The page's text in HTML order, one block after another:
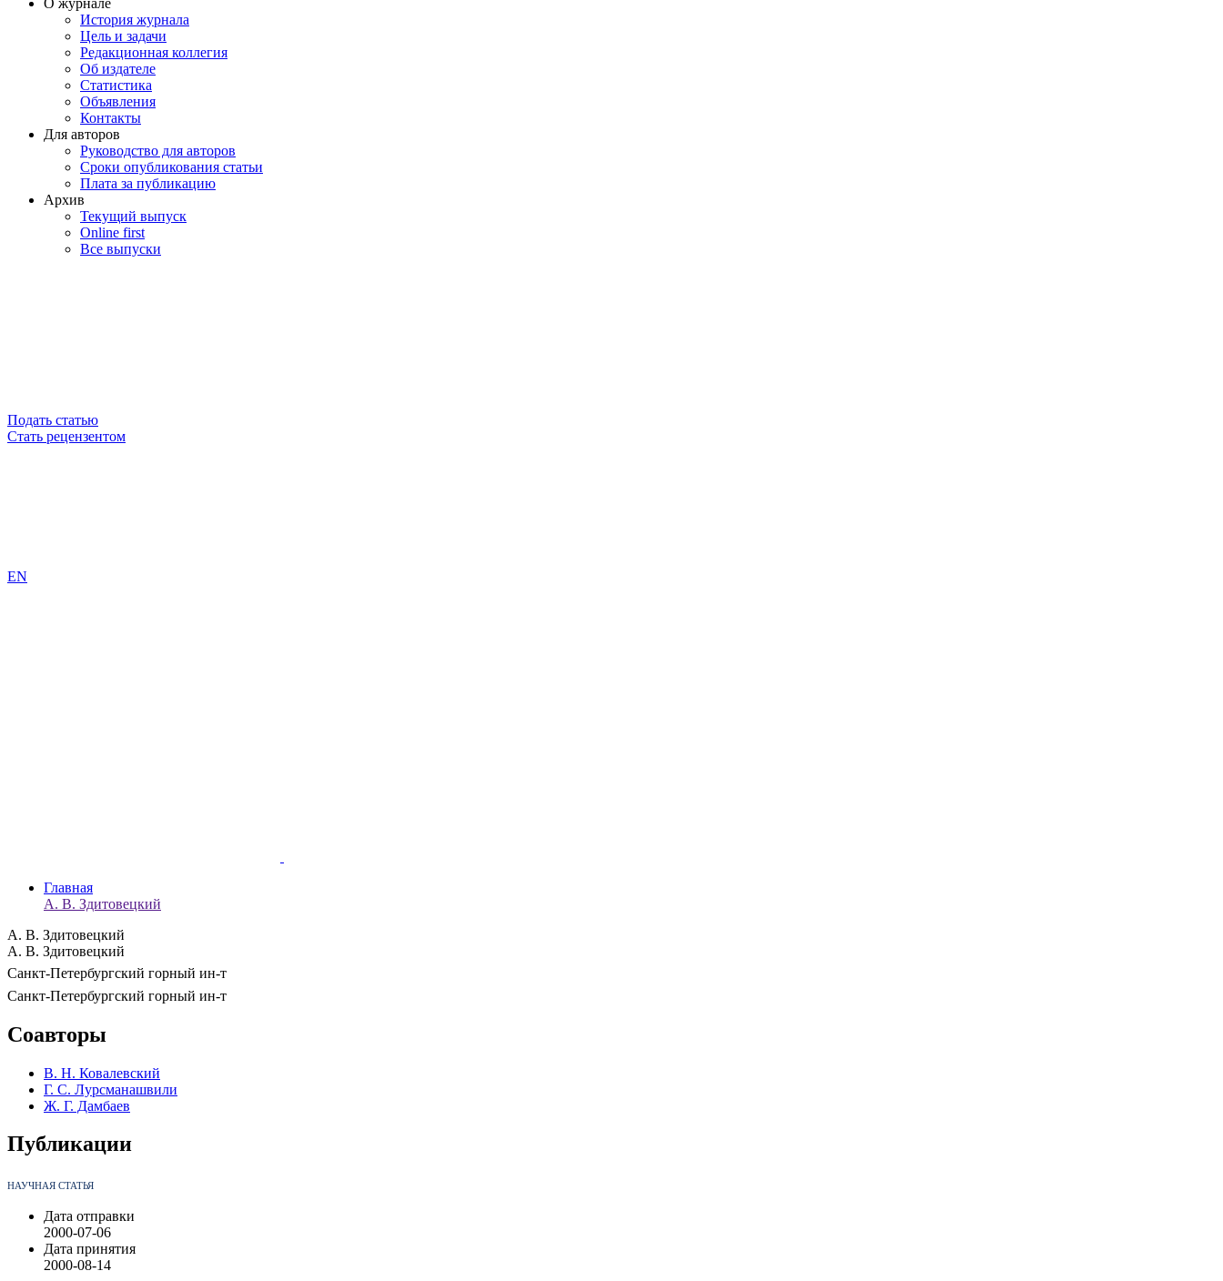
О журнале
История журнала
Цель и задачи
Редакционная коллегия
Об издателе
Статистика
Объявления
Контакты
Для авторов
Руководство для авторов
Сроки опубликования статьи
Плата за публикацию
Архив
Текущий выпуск
Online first
Все выпуски
Подать статью
Стать рецензентом
EN
Главная
А. В. Здитовецкий
А. В. Здитовецкий
А. В. Здитовецкий
Санкт-Петербургский горный ин-т
Санкт-Петербургский горный ин-т
Соавторы
В. Н. Ковалевский
Г. С. Лурсманашвили
Ж. Г. Дамбаев
Публикации
НАУЧНАЯ СТАТЬЯ
Дата отправки
2000-07-06
Дата принятия
2000-08-14